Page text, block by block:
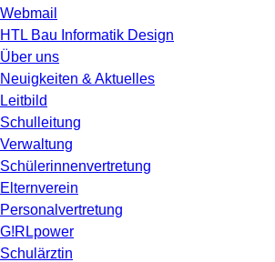
Webmail
HTL Bau Informatik Design
Über uns
Neuigkeiten & Aktuelles
Leitbild
Schulleitung
Verwaltung
Schülerinnenvertretung
Elternverein
Personalvertretung
G!RLpower
Schulärztin